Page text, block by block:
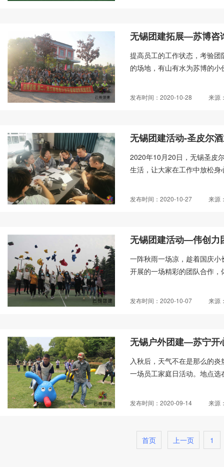
无锡团建拓展—苏博咨
提高员工的工作状态，考验
的场地，有山有水为苏博的
发布时间：2020-10-28 来源
无锡团建活动-圣皮尔
2020年10月20日，无锡圣皮
生活，让大家在工作中放松
发布时间：2020-10-27 来源
无锡团建活动—伟创力
一阵秋雨一场凉，趁着国庆
开展的一场精彩的团队合作
发布时间：2020-10-07 来源
无锡户外团建—苏宁开
入秋后，天气不在是那么的
一场员工家庭日活动。地点
发布时间：2020-09-14 来源
首页 上一页 1